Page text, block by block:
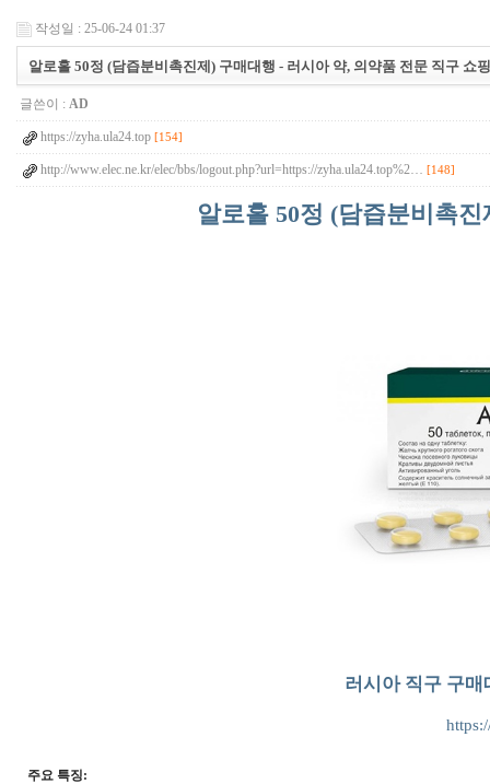
작성일 : 25-06-24 01:37
알로홀 50정 (담즙분비촉진제) 구매대행 - 러시아 약, 의약품 전문 직구 쇼
글쓴이 : AD
https://zyha.ula24.top [154]
http://www.elec.ne.kr/elec/bbs/logout.php?url=https://zyha.ula24.top%2… [148]
알로홀 50정 (담즙분비촉
러시아 직구 구
주요 특징: